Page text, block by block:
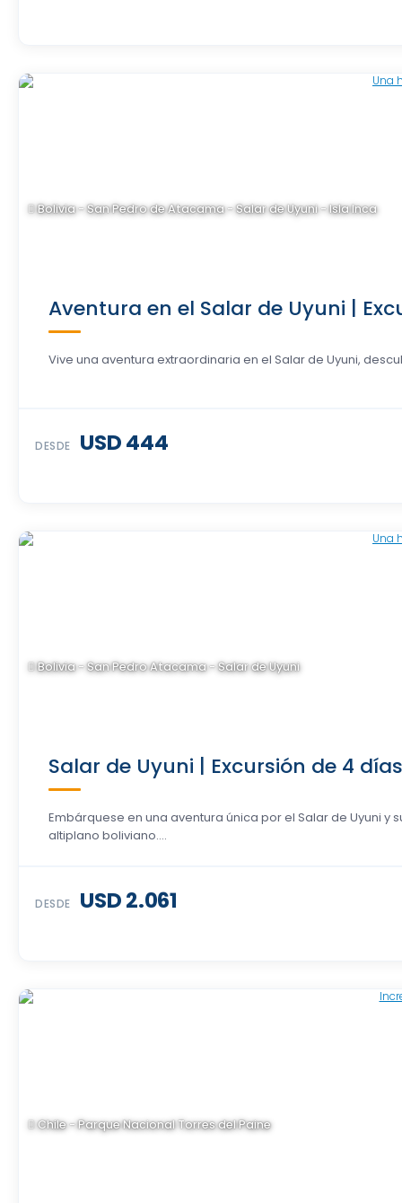
Bolivia - San Pedro de Atacama - Salar de Uyuni - Isla Inca
Aventura en el Salar de Uyuni |
Vive una aventura extraordinaria en el Salar de Uyuni,
DESDE USD 444
Bolivia - San Pedro Atacama - Salar de Uyuni
Salar de Uyuni | Excursión de 4 días
Embárquese en una aventura única por el Salar de Uyuni
altiplano boliviano....
DESDE USD 2.061
Chile - Parque Nacional Torres del Paine